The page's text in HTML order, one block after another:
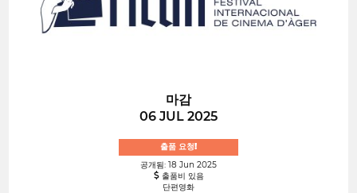
마감
06 JUL 2025
출품 요청!
공개됨: 18 Jun 2025
출품비 있음
단편영화